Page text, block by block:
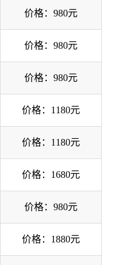
价格：980元
价格：980元
价格：980元
价格：1180元
价格：1180元
价格：1680元
价格：980元
价格：1880元